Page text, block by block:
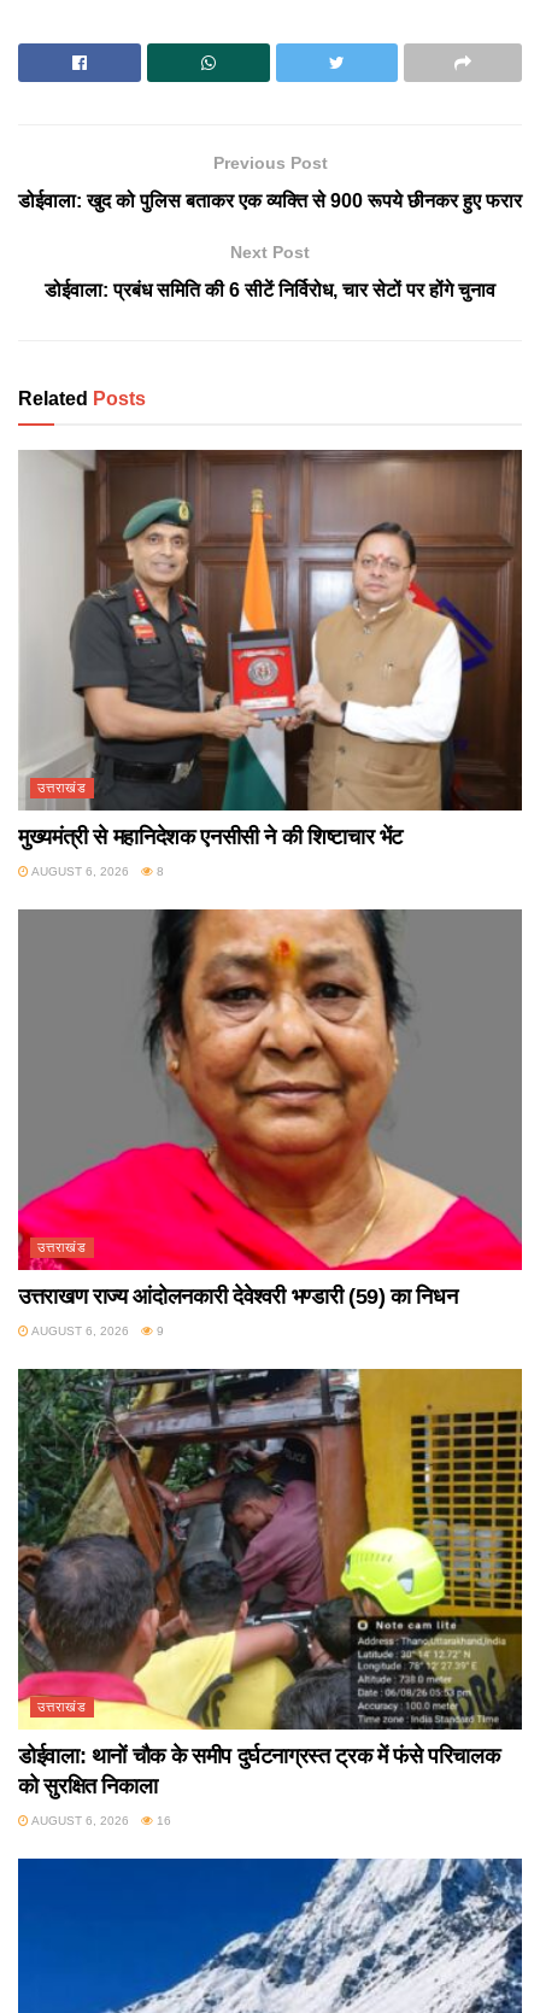
Previous Post
डोईवाला: खुद को पुलिस बताकर एक व्यक्ति से 900 रूपये छीनकर हुए फरार
Next Post
डोईवाला: प्रबंध समिति की 6 सीटें निर्विरोध, चार सेटों पर होंगे चुनाव
Related Posts
उत्तराखंड
मुख्यमंत्री से महानिदेशक एनसीसी ने की शिष्टाचार भेंट
AUGUST 6, 2026 8
उत्तराखंड
उत्तराखण राज्य आंदोलनकारी देवेश्वरी भण्डारी (59) का निधन
AUGUST 6, 2026 9
उत्तराखंड
डोईवाला: थानों चौक के समीप दुर्घटनाग्रस्त ट्रक में फंसे परिचालक
को सुरक्षित निकाला
AUGUST 6, 2026 16